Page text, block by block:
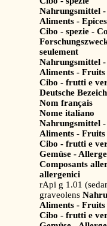
Nahrungsmittel
Aliments -
Cibo - spezie -
seulement
Nahrungsmittel
Aliments - Fruits
Cibo - frutti e
Deutsche
Nom français
Nome italiano
Nahrungsmittel
Aliments - Fruits
Cibo - frutti e
Gemüse -
Composants
allergenici
rApi g 1.01
graveolens
Aliments - Fruits
Cibo - frutti e